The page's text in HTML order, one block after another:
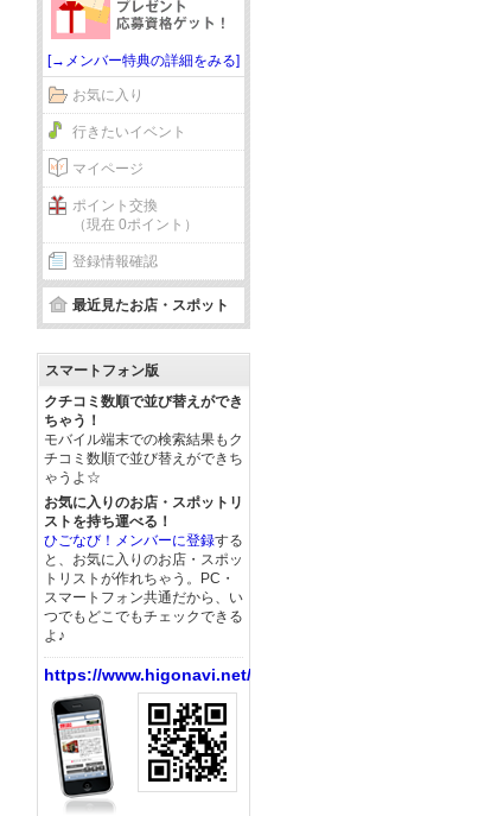
[→メンバー特典の詳細をみる]
お気に入り
行きたいイベント
マイページ
ポイント交換
（現在 0ポイント）
登録情報確認
最近見たお店・スポット
スマートフォン版
クチコミ数順で並び替えができ
ちゃう！
モバイル端末での検索結果もク
チコミ数順で並び替えができち
ゃうよ☆
お気に入りのお店・スポットリ
ストを持ち運べる！
ひごなび！メンバーに登録する
と、お気に入りのお店・スポッ
トリストが作れちゃう。PC・
スマートフォン共通だから、い
つでもどこでもチェックできる
よ♪
https://www.higonavi.net/